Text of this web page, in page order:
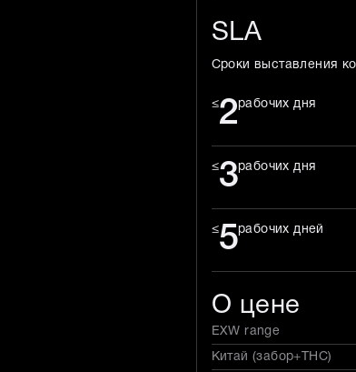
SLA
Сроки выставления
≤2 рабочих дня
≤3рабочих дня
≤5рабочих дней
О цене
EXW range
Китай (забор+THC)